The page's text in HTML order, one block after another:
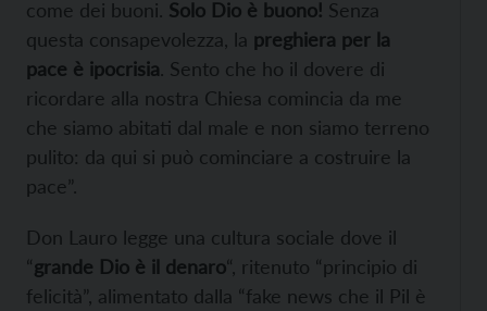
come dei buoni. Solo Dio è buono! Senza
questa consapevolezza, la preghiera per la
pace è ipocrisia. Sento che ho il dovere di
ricordare alla nostra Chiesa comincia da me
che siamo abitati dal male e non siamo terreno
pulito: da qui si può cominciare a costruire la
pace”.
Don Lauro legge una cultura sociale dove il
“grande Dio è il denaro“, ritenuto “principio di
felicità”, alimentato dalla “fake news che il Pil è